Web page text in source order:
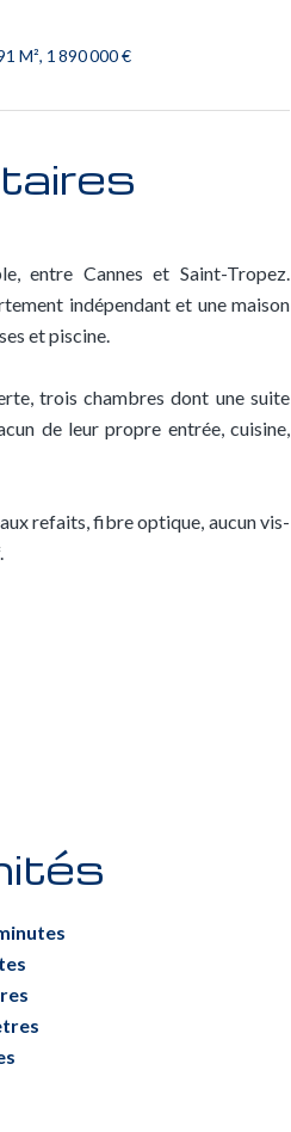
M², 1 890 000 €
entre Cannes et Saint-Tropez.
indépendant et une maison
et piscine.
trois chambres dont une suite
de leur propre entrée, cuisine,
refaits, fibre optique, aucun vis-